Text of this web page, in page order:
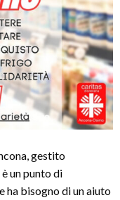
gestito
un punto di
bisogno di un aiuto